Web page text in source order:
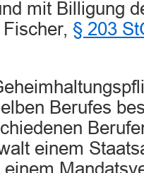
mit Billigung
§ 203
Berufes
einem
einem